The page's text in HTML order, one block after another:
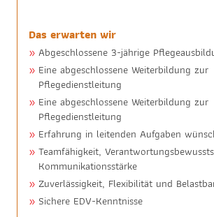
Das erwarten wir
Abgeschlossene 3-jährige
Eine abgeschlossene Weiterbildung zur
Pflegedienstleitung
Eine abgeschlossene Weiterbildung zur
Pflegedienstleitung
Erfahrung in leitenden Aufgaben
Teamfähigkeit,
Kommunikationsstärke
Zuverlässigkeit, Flexibilität und
Sichere EDV-Kenntnisse